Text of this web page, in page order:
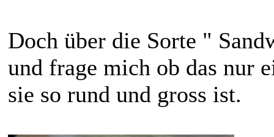
Doch über die Sorte "
und frage mich ob das nur
sie so rund und gross ist.